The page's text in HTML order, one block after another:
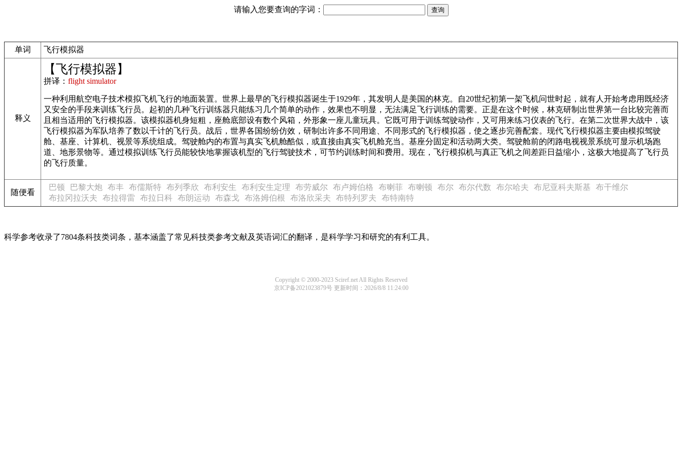
请输入您要查询的字词：
单词 飞行模拟器
释义
【飞行模拟器】
拼译： flight simulator
一种利用航空电子技术模拟飞机飞行的地面装置。世界上最早的飞行模拟器诞生于1929年，其发明人是美国的林克。自20世纪初第一架飞机问世时起，就有人开始考虑用既经济
又安全的手段来训练飞行员。起初的几种飞行训练器只能练习几个简单的动作，效果也不明显，无法满足飞行训练的需要。正是在这个时候，林克研制出世界第一台比较完善而
且相当适用的飞行模拟器。该模拟器机身短粗，座舱底部设有数个风箱，外形象一座儿童玩具。它既可用于训练驾驶动作，又可用来练习仪表的飞行。在第二次世界大战中，该
飞行模拟器为军队培养了数以千计的飞行员。战后，世界各国纷纷仿效，研制出许多不同用途、不同形式的飞行模拟器，使之逐步完善配套。现代飞行模拟器主要由模拟驾驶
舱、基座、计算机、视景等系统组成。驾驶舱内的布置与真实飞机舱酷似，或直接由真实飞机舱充当。基座分固定和活动两大类。驾驶舱前的闭路电视视景系统可显示机场跑
道、地形景物等。通过模拟训练飞行员能较快地掌握该机型的飞行驾驶技术，可节约训练时间和费用。现在，飞行模拟机与真正飞机之间差距日益缩小，这极大地提高了飞行员
的飞行质量。
随便看
巴顿 巴黎大炮 布丰 布儒斯特 布列季欣 布利安生 布利安生定理 布劳威尔 布卢姆伯格 布喇菲 布喇顿 布尔 布尔代数 布尔哈夫 布尼亚科夫斯基
布干维尔
布拉冈拉沃夫
布拉得雷 布拉日科 布朗运动 布森戈 布洛姆伯根 布洛欣采夫 布特列罗夫 布特南特
科学参考收录了7804条科技类词条，基本涵盖了常见科技类参考文献及英语词汇的翻译，是科学学习和研究的有利工具。
Copyright © 2000-2023 Sciref.net All Rights Reserved
京ICP备2021023879号更新时间：2026/8/8 11:24:00